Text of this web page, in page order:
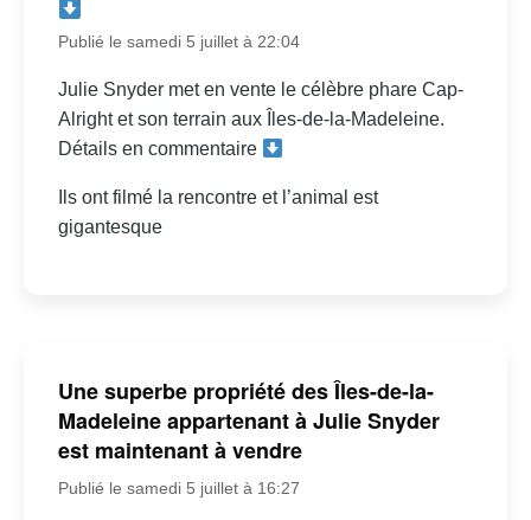
Publié le samedi 5 juillet à 22:04
Julie Snyder met en vente le célèbre phare Cap-
Alright et son terrain aux Îles-de-la-Madeleine.
Détails en commentaire
Ils ont filmé la rencontre et l’animal est
gigantesque
Une superbe propriété des Îles-de-la-
Madeleine appartenant à Julie Snyder
est maintenant à vendre
Publié le samedi 5 juillet à 16:27